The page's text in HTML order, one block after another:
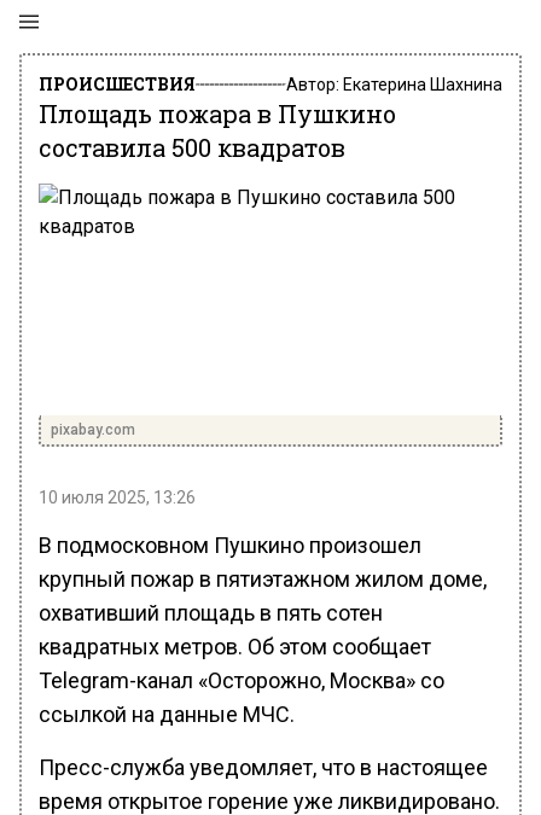
ПРОИСШЕСТВИЯ Автор: Екатерина Шахнина
Площадь пожара в Пушкино
составила 500 квадратов
pixabay.com
10 июля 2025, 13:26
В подмосковном Пушкино произошел
крупный пожар в пятиэтажном жилом доме,
охвативший площадь в пять сотен
квадратных метров. Об этом сообщает
Telegram-канал «Осторожно, Москва» со
ссылкой на данные МЧС.
Пресс-служба уведомляет, что в настоящее
время открытое горение уже ликвидировано.